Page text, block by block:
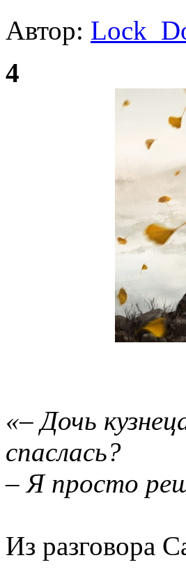
Автор:
4
«– Дочь
спаслась?
– Я просто
Из разговора